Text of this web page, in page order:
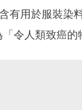
有用於服裝染
令人類致癌的